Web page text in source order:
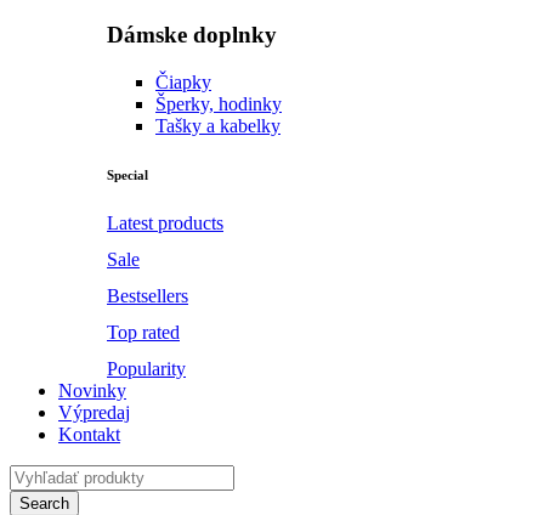
Dámske doplnky
Čiapky
Šperky, hodinky
Tašky a kabelky
Special
Latest products
Sale
Bestsellers
Top rated
Popularity
Novinky
Výpredaj
Kontakt